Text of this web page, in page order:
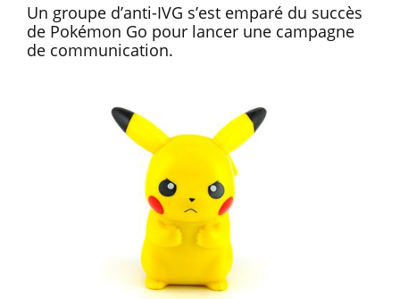
Un groupe d’anti-IVG s’est emparé du succès
de Pokémon Go pour lancer une campagne
de communication.